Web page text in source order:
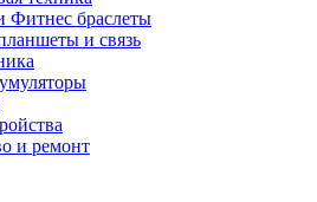
Фитнес браслеты
и связь
и ремонт